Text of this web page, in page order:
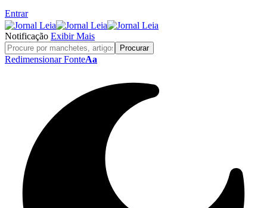
Entrar
Notificação Exibir Mais
Redimensionar FonteAa